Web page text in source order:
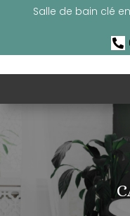
Salle de bain clé
